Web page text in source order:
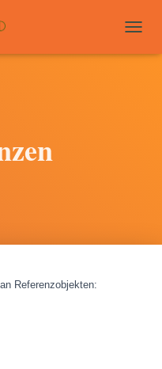
O
Referenzobjekten: